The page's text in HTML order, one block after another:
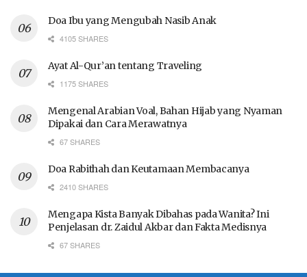
Doa Ibu yang Mengubah Nasib Anak
4105 SHARES
Ayat Al-Qur’an tentang Traveling
1175 SHARES
Mengenal Arabian Voal, Bahan Hijab yang Nyaman
Dipakai dan Cara Merawatnya
67 SHARES
Doa Rabithah dan Keutamaan Membacanya
2410 SHARES
Mengapa Kista Banyak Dibahas pada Wanita? Ini
Penjelasan dr. Zaidul Akbar dan Fakta Medisnya
67 SHARES